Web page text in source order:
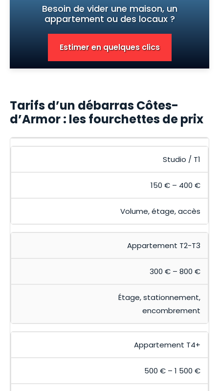
Besoin de vider une maison, un
appartement ou des locaux ?
Estimer en quelques clics
Tarifs d’un débarras Côtes-
d’Armor : les fourchettes de prix
Studio / T1
150 € – 400 €
Volume, étage, accès
Appartement T2-T3
300 € – 800 €
Étage, stationnement,
encombrement
Appartement T4+
500 € – 1 500 €